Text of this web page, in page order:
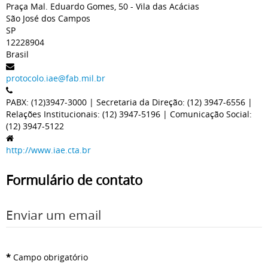
Praça Mal. Eduardo Gomes, 50 - Vila das Acácias
São José dos Campos
SP
12228904
Brasil
protocolo.iae@fab.mil.br
PABX: (12)3947-3000 | Secretaria da Direção: (12) 3947-6556 |
Relações Institucionais: (12) 3947-5196 | Comunicação Social:
(12) 3947-5122
http://www.iae.cta.br
Formulário de contato
Enviar um email
* Campo obrigatório